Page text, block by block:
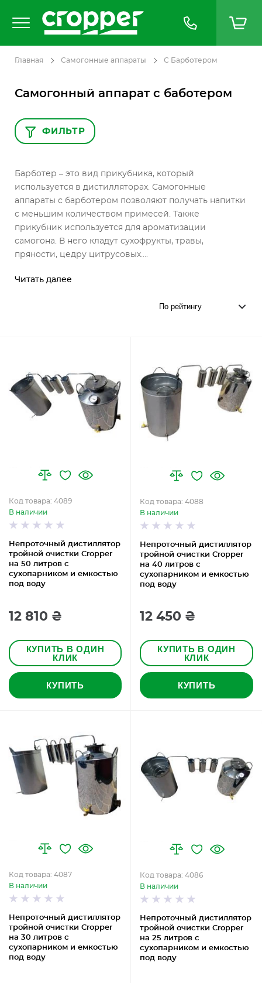
Главная Самогонные аппараты С Барботером
Самогонный аппарат с баботером
Барботер – это вид прикубника, который
используется в дистилляторах. Самогонные
аппараты с барботером позволяют получать напитки
с меньшим количеством примесей. Также
прикубник используется для ароматизации
самогона. В него кладут сухофрукты, травы,
пряности, цедру цитрусовых....
Читать далее
Непроточный дистиллятор
тройной очистки Cropper
на 50 литров с
сухопарником и емкостью
под воду
Код товара: 4089
В наличии
12 810 ₴
КУПИТЬ В ОДИН
КЛИК
КУПИТЬ
Непроточный дистиллятор
тройной очистки Cropper
на 40 литров с
сухопарником и емкостью
под воду
Код товара: 4088
В наличии
12 450 ₴
КУПИТЬ В ОДИН
КЛИК
КУПИТЬ
Непроточный дистиллятор
тройной очистки Cropper
на 30 литров с
сухопарником и емкостью
под воду
Код товара: 4087
В наличии
Непроточный дистиллятор
тройной очистки Cropper
на 25 литров с
сухопарником и емкостью
под воду
Код товара: 4086
В наличии
ФИЛЬТР